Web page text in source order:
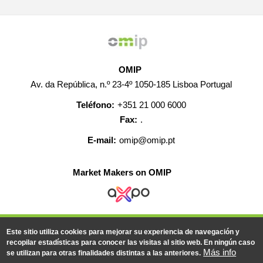
OMIP
Av. da República, n.º 23-4º 1050-185 Lisboa Portugal
Teléfono: +351 21 000 6000
Fax: .
E-mail: omip@omip.pt
Market Makers on OMIP
AYUDA CONTACTO EMPLEO
MAPA WEB
INFORMACIÓN LEGAL
Este sitio utiliza cookies para mejorar su experiencia de navegación y
recopilar estadísticas para conocer las visitas al sitio web. En ningún caso
se utilizan para otras finalidades distintas a las anteriores. Más info